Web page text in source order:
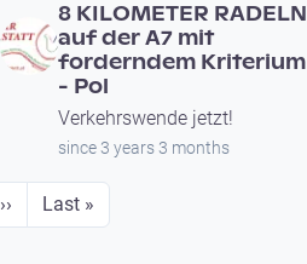
8 KILOMETER RADELN
auf der A7 mit
forderndem Kriterium
- Pol
Verkehrswende jetzt!
since 3 years 3 months
Next page
›› Last page
Last »